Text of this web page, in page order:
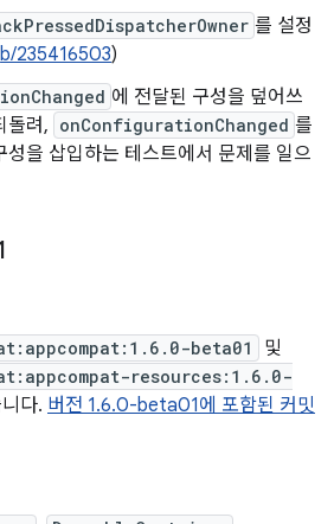
를 설정
b/235416503)
에 전달된 구성을 덮어쓰
돌려, onConfigurationChanged 를
성을 삽입하는 테스트에서 문제를 일으
beta01 및
resources:1.6.0-
다. 버전 1.6.0-beta01에 포함된 커밋